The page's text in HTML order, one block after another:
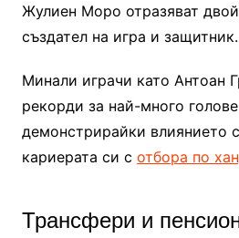
Жулиен Моро отразяват
създател на игра и защитник.
Минали играчи като Антоан
рекорди за най-много
демонстрирайки влиянието
кариерата си с отбора по
Трансфери и